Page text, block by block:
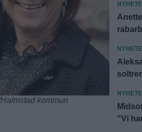
kommun
"Vi